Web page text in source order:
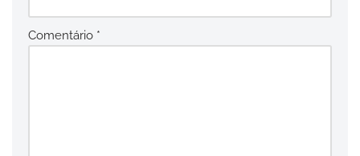
Comentário *